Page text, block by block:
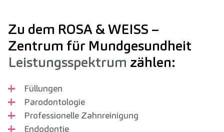
Zu dem ROSA & WEISS –
Zentrum für Mundgesundheit
Leistungsspektrum zählen:
Füllungen
Parodontologie
Professionelle Zahnreinigung
Endodontie